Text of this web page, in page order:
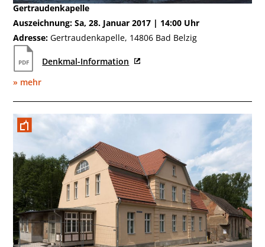
Gertraudenkapelle
Auszeichnung: Sa, 28. Januar 2017 | 14:00 Uhr
Adresse: Gertraudenkapelle, 14806 Bad Belzig
Denkmal-Information
» mehr